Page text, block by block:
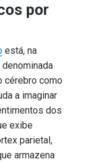
por
está, na
cérebro como
a imaginar
dos
exibe
parietal,
armazena